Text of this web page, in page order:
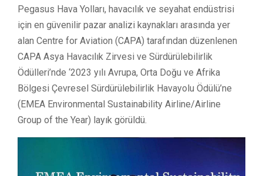
Pegasus Hava Yolları, havacılık ve seyahat endüstrisi
için en güvenilir pazar analizi kaynakları arasında yer
alan Centre for Aviation (CAPA) tarafından düzenlenen
CAPA Asya Havacılık Zirvesi ve Sürdürülebilirlik
Ödülleri’nde ‘2023 yılı Avrupa, Orta Doğu ve Afrika
Bölgesi Çevresel Sürdürülebilirlik Havayolu Ödülü’ne
(EMEA Environmental Sustainability Airline/Airline
Group of the Year) layık görüldü.